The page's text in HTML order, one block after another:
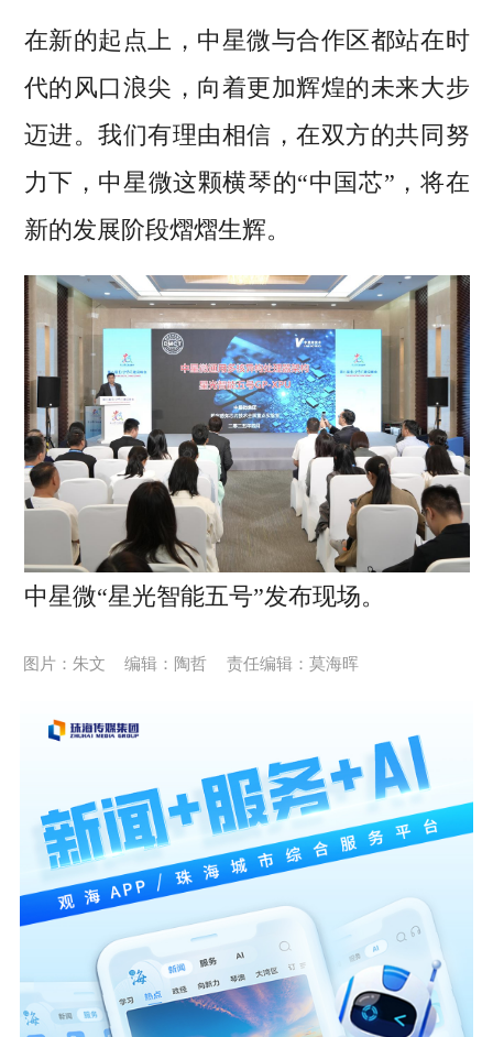
在新的起点上，中星微与合作区都站在时
代的风口浪尖，向着更加辉煌的未来大步
迈进。我们有理由相信，在双方的共同努
力下，中星微这颗横琴的“中国芯”，将在
新的发展阶段熠熠生辉。
中星微“星光智能五号”发布现场。
图片：朱文 编辑：陶哲 责任编辑：莫海晖